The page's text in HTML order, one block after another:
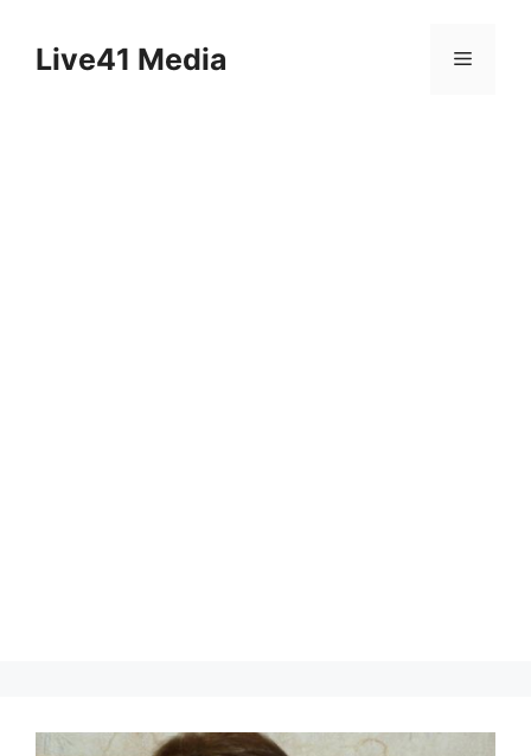
contentLive41 Media Menu